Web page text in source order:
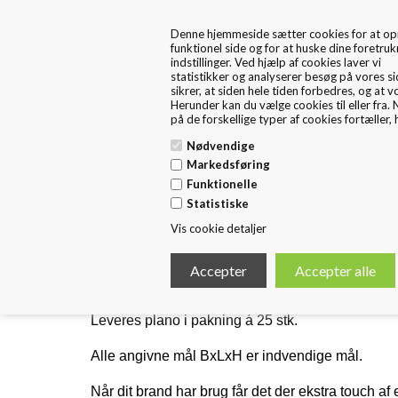
Denne hjemmeside sætter cookies for at
funktionel side og for at huske dine
indstillinger. Ved hjælp af cookies laver vi
statistikker og analyserer besøg på vores
sikrer, at siden hele tiden forbedres, og at
markedsføring bliver relevant for dig. Hvis
dit samtykke, så tillader du, at vi sætter
(enten i form af egne cookies og/eller fra
tredjeparter), og at vi
personoplysninger, som indsamles via de
Herunder kan du vælge cookies til eller fra.
på de forskellige typer af cookies fortæller,
Nødvendige
Markedsføring
Funktionelle
Statistiske
Vis cookie detaljer
FRA 1. MAJ ER FRITEX PACKAGING EN DEL AF HUSTED
Forside Standard Emballage
Æsker forsendelse
Eksklusive postordrer æsker med ekstra flot
Leveres plano i pakning á 25 stk.
Alle angivne mål BxLxH er indvendige mål.
Når dit brand har brug får det der ekstra touch af